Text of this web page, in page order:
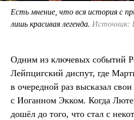
Есть мнение, что вся история с
лишь красивая легенда. Источник:
Одним из ключевых событий
Лейпцигский диспут, где
в очередной раз высказал
с Иоганном Экком. Когда
дошёл до того, что стал с